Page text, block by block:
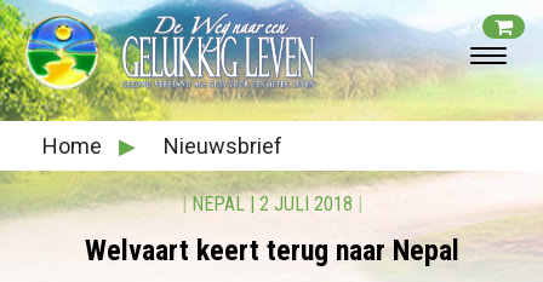
Home ▶ Nieuwsbrief
|NEPAL| 2 JULI 2018 |
Welvaart keert terug naar Nepal